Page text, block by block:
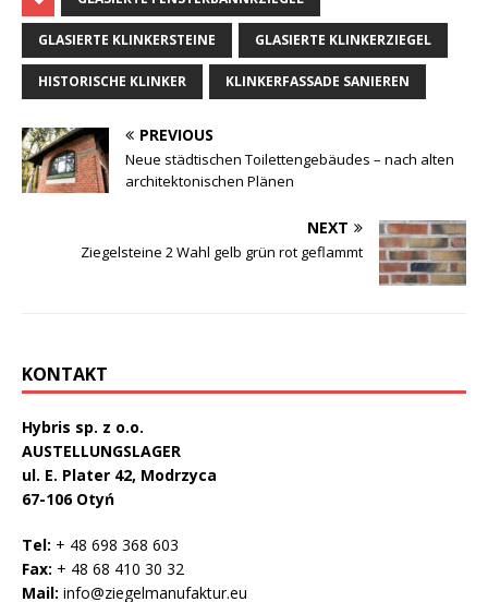
GLASIERTE KLINKERSTEINE GLASIERTE KLINKERZIEGEL
HISTORISCHE KLINKER KLINKERFASSADE SANIEREN
PREVIOUS
Neue städtischen Toilettengebäudes – nach alten
architektonischen Plänen
NEXT
Ziegelsteine 2 Wahl gelb grün rot geflammt
KONTAKT
Hybris sp. z o.o.
AUSTELLUNGSLAGER
ul. E. Plater 42, Modrzyca
67-106 Otyń
Tel: + 48 698 368 603
Fax: + 48 68 410 30 32
Mail: info@ziegelmanufaktur.eu